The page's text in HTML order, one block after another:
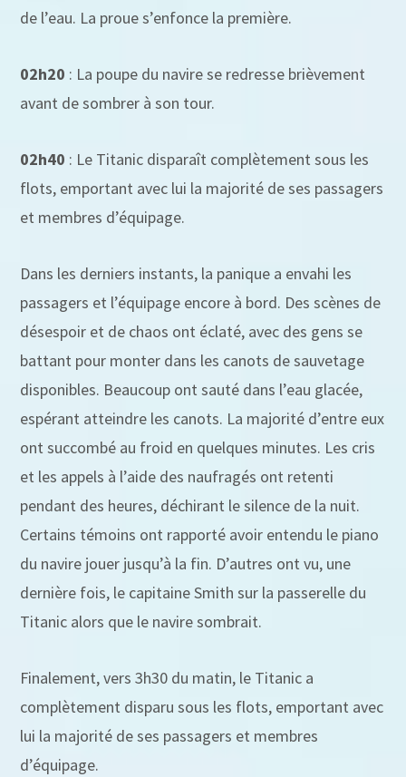
de l’eau. La proue s’enfonce la première.
02h20 : La poupe du navire se redresse brièvement
avant de sombrer à son tour.
02h40 : Le Titanic disparaît complètement sous les
flots, emportant avec lui la majorité de ses passagers
et membres d’équipage.
Dans les derniers instants, la panique a envahi les
passagers et l’équipage encore à bord. Des scènes de
désespoir et de chaos ont éclaté, avec des gens se
battant pour monter dans les canots de sauvetage
disponibles. Beaucoup ont sauté dans l’eau glacée,
espérant atteindre les canots. La majorité d’entre eux
ont succombé au froid en quelques minutes. Les cris
et les appels à l’aide des naufragés ont retenti
pendant des heures, déchirant le silence de la nuit.
Certains témoins ont rapporté avoir entendu le piano
du navire jouer jusqu’à la fin. D’autres ont vu, une
dernière fois, le capitaine Smith sur la passerelle du
Titanic alors que le navire sombrait.
Finalement, vers 3h30 du matin, le Titanic a
complètement disparu sous les flots, emportant avec
lui la majorité de ses passagers et membres
d’équipage.